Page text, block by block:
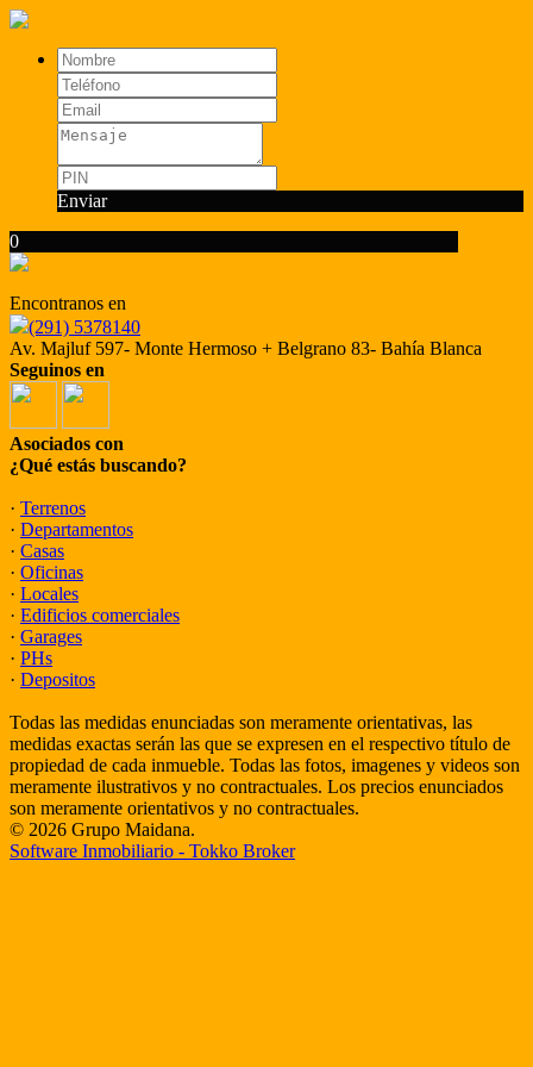
Enviar
0
Encontranos en
(291) 5378140
Av. Majluf 597- Monte Hermoso + Belgrano 83- Bahía Blanca
Seguinos en
Asociados con
¿Qué estás buscando?
· Terrenos
· Departamentos
· Casas
· Oficinas
· Locales
· Edificios comerciales
· Garages
· PHs
· Depositos
Todas las medidas enunciadas son meramente orientativas, las
medidas exactas serán las que se expresen en el respectivo título de
propiedad de cada inmueble. Todas las fotos, imagenes y videos son
meramente ilustrativos y no contractuales. Los precios enunciados
son meramente orientativos y no contractuales.
© 2026 Grupo Maidana.
Software Inmobiliario - Tokko Broker